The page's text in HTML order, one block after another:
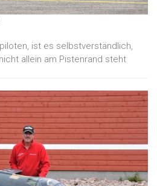
ist es selbstverständlich,
allein am Pistenrand steht